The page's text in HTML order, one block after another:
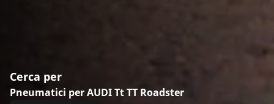
Cerca per
Pneumatici per AUDI Tt TT Roadster